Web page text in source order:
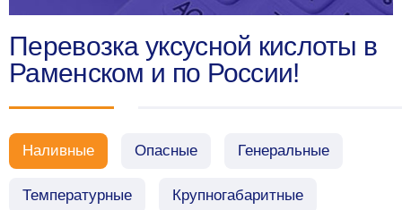
Перевозка уксусной кислоты в
Раменском и по России!
Наливные Опасные Генеральные
Температурные Крупногабаритные